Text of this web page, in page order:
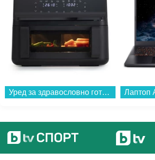
Уред за здравословно готвене Gorenje AF2700BP...